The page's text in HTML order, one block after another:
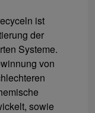
ist
der
Systeme.
von
sowie